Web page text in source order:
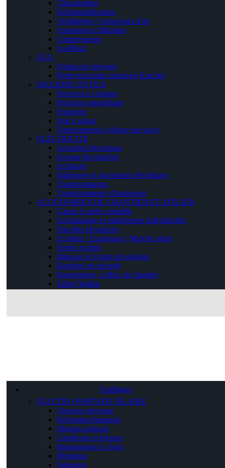
Climatisation
Déshumidification
Ventilateurs / extracteurs d'air
Aspiration et filtration
Compresseurs
Souffleur
EAU
Pompe de relevage
Nettoyeur haute pression/ Karcher
MACHINE OUTILS
Perceuse à colonne
Perceuse magnétique
Fraiseuse
Scie à ruban
Tronçonneuse à disque sur socle
ELECTRICITE
Armoires électriques
Groupe électrogène
Eclairage
Rallonges et accessoires électriques
Transformateurs
Transformateurs d'isolement
ACCESSOIRES DE CHANTIER ET ATELIER
Caisse à outils complète
Echafaudage et plateformes individuelles
Nacelles élevatrices
Echelles / Escabeaux / Marche pieds
Tentes et abris
Rideaux et écrans de soudure
Barrières de sécurité
Rangements, coffres de chantier
Talkie Walkie
Outillages
ELECTRO PORTATIF FILAIRE
Visseuse perceuse
Perforateur burineur
Marteau piqueur
Carotteuse et foreuse
Boulonneuse à chocs
Meuleuse
Satineuse